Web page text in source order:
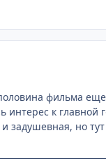
фильма еще
к
задушевная, но